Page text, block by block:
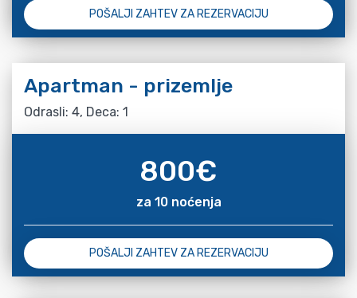
POŠALJI ZAHTEV ZA REZERVACIJU
Apartman - prizemlje
Odrasli: 4, Deca: 1
800€
za 10 noćenja
POŠALJI ZAHTEV ZA REZERVACIJU